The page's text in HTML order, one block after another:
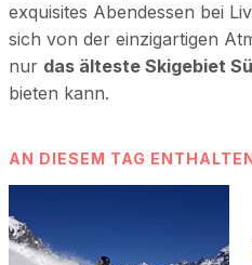
exquisites Abendessen bei
sich von der einzigartigen
nur das älteste Skigebiet
bieten kann.
AN DIESEM TAG